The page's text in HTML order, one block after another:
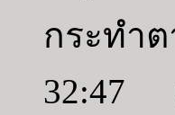
กระทำ
32:47